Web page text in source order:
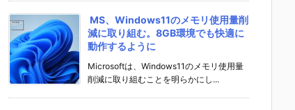
MS、Windows11のメモリ使用量削
減に取り組む。8GB環境でも快適に
動作するように
Microsoftは、Windows11のメモリ使用量
削減に取り組むことを明らかにし...